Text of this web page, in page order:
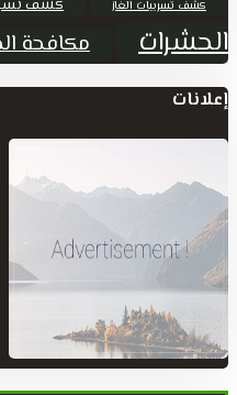
كشف تسريبات الغاز كشف
الحشرات
مكافحة
إعلانات